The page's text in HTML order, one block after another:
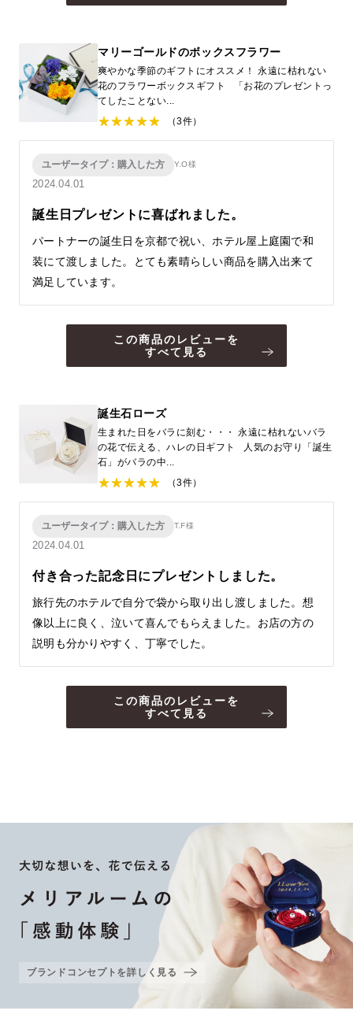
マリーゴールドのボックスフラワー
爽やかな季節のギフトにオススメ！ 永遠に枯れない
花のフラワーボックスギフト 「お花のプレゼントっ
てしたことない...
（3件）
ユーザータイプ：購入した方 Y.O様
2024.04.01
誕生日プレゼントに喜ばれました。
パートナーの誕生日を京都で祝い、ホテル屋上庭園で和
装にて渡しました。とても素晴らしい商品を購入出来て
満足しています。
この商品のレビューを
すべて見る
誕生石ローズ
生まれた日をバラに刻む・・・ 永遠に枯れないバラ
の花で伝える、ハレの日ギフト 人気のお守り「誕生
石」がバラの中...
（3件）
ユーザータイプ：購入した方 T.F様
2024.04.01
付き合った記念日にプレゼントしました。
旅行先のホテルで自分で袋から取り出し渡しました。想
像以上に良く、泣いて喜んでもらえました。お店の方の
説明も分かりやすく、丁寧でした。
この商品のレビューを
すべて見る
ブランドコンセプトを詳しく見る